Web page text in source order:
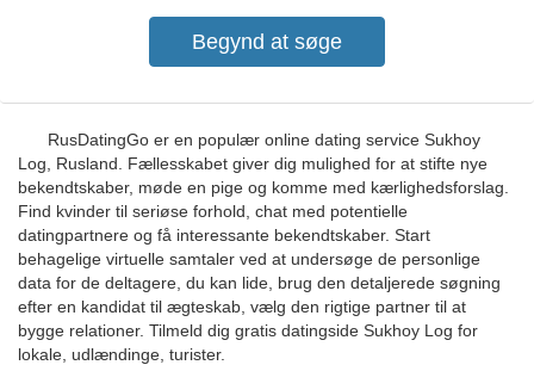
RusDatingGo er en populær online dating service Sukhoy
Log, Rusland. Fællesskabet giver dig mulighed for at stifte nye
bekendtskaber, møde en pige og komme med kærlighedsforslag.
Find kvinder til seriøse forhold, chat med potentielle
datingpartnere og få interessante bekendtskaber. Start
behagelige virtuelle samtaler ved at undersøge de personlige
data for de deltagere, du kan lide, brug den detaljerede søgning
efter en kandidat til ægteskab, vælg den rigtige partner til at
bygge relationer. Tilmeld dig gratis datingside Sukhoy Log for
lokale, udlændinge, turister.